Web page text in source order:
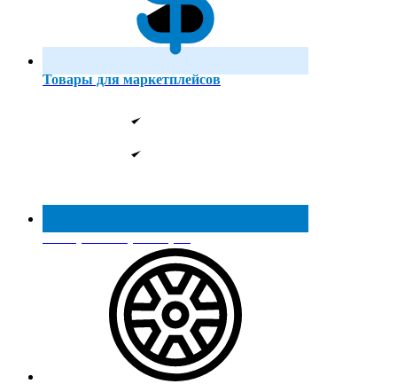
Товары для маркетплейсов
Реестр МинПромТорга